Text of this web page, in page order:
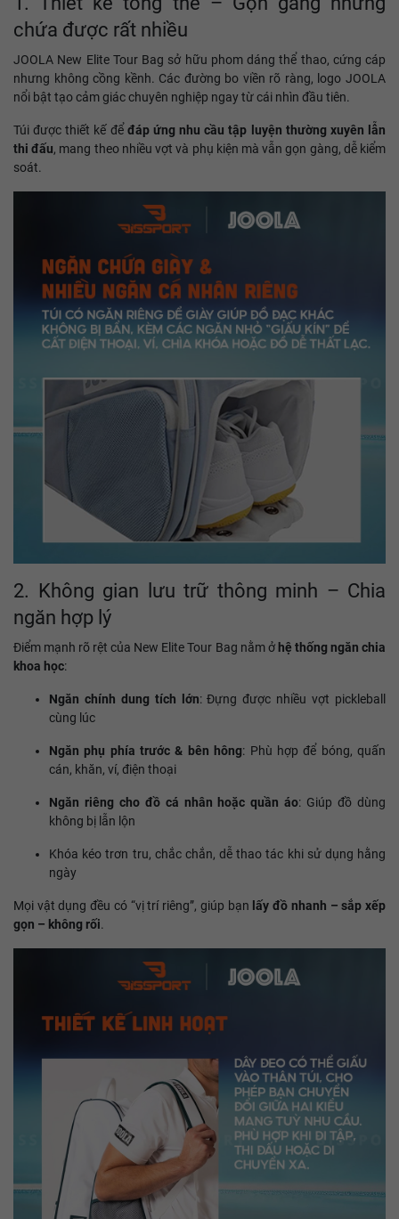
chứa được rất nhiều
JOOLA New Elite Tour Bag sở hữu phom dáng thể thao, cứng cáp
nhưng không cồng kềnh. Các đường bo viền rõ ràng, logo JOOLA
nổi bật tạo cảm giác chuyên nghiệp ngay từ cái nhìn đầu tiên.
Túi được thiết kế để đáp ứng nhu cầu tập luyện thường xuyên lẫn
thi đấu, mang theo nhiều vợt và phụ kiện mà vẫn gọn gàng, dễ kiểm
soát.
2. Không gian lưu trữ thông minh – Chia
ngăn hợp lý
Điểm mạnh rõ rệt của New Elite Tour Bag nằm ở hệ thống ngăn chia
khoa học:
Ngăn chính dung tích lớn: Đựng được nhiều vợt pickleball
cùng lúc
Ngăn phụ phía trước & bên hông: Phù hợp để bóng, quấn
cán, khăn, ví, điện thoại
Ngăn riêng cho đồ cá nhân hoặc quần áo: Giúp đồ dùng
không bị lẫn lộn
Khóa kéo trơn tru, chắc chắn, dễ thao tác khi sử dụng hằng
ngày
Mọi vật dụng đều có “vị trí riêng”, giúp bạn lấy đồ nhanh – sắp xếp
gọn – không rối.